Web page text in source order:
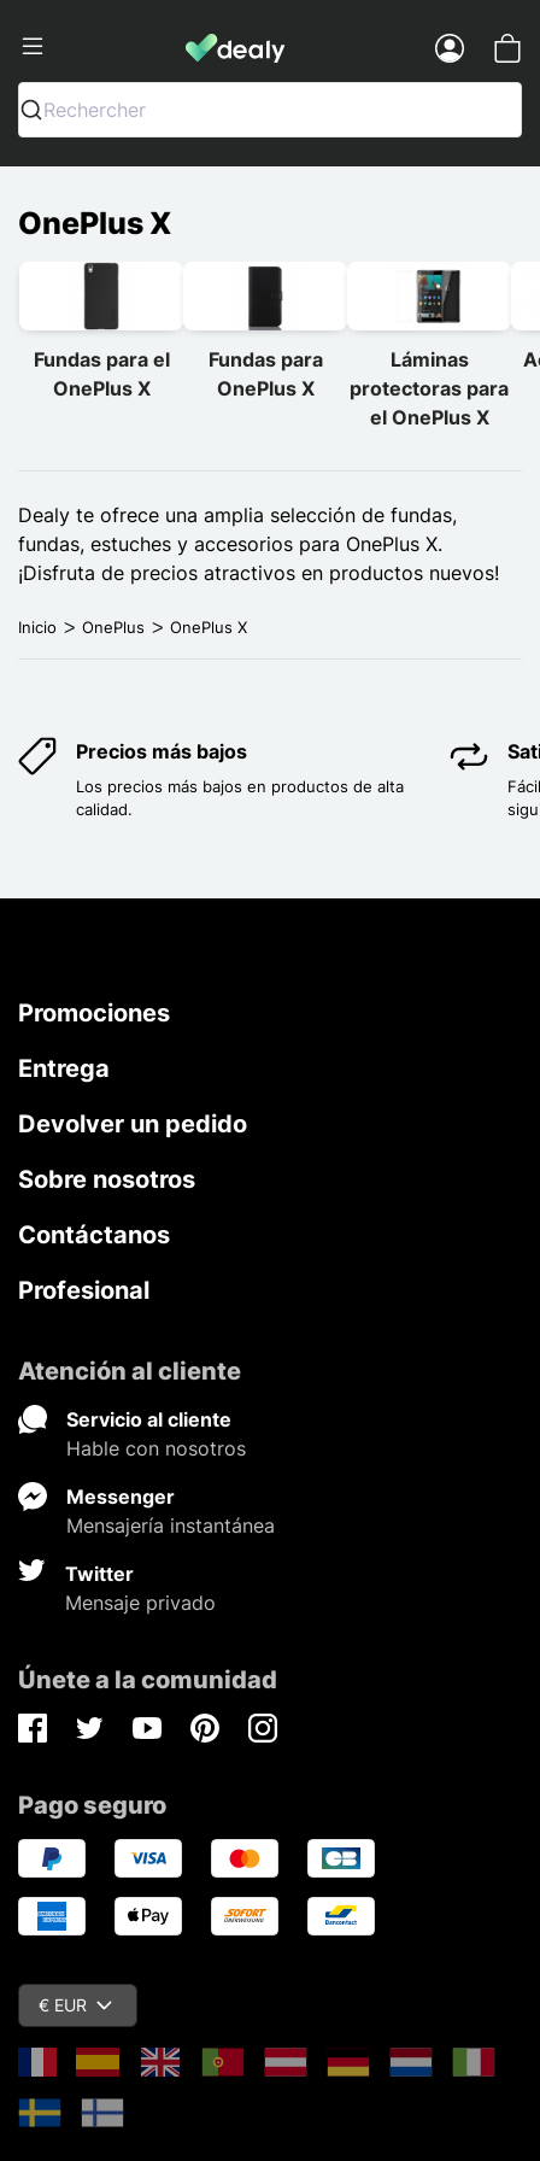
Dealy - Fundas y accesorios para
Rechercher
OnePlus X
Fundas para el
OnePlus X
Fundas para
OnePlus X
Láminas
protectoras para
el OnePlus X
Dealy te ofrece una amplia selección de fundas,
fundas, estuches y accesorios para OnePlus X.
¡Disfruta de precios atractivos en productos nuevos!
Inicio OnePlus OnePlus X
Precios más bajos
Los precios más bajos en productos de alta
calidad.
Promociones
Entrega
Devolver un pedido
Sobre nosotros
Contáctanos
Profesional
Atención al cliente
Servicio al cliente
Hable con nosotros
Messenger
Mensajería instantánea
Twitter
Mensaje privado
Únete a la comunidad
FacebookTwitterYoutubePinterestInstagram
Pago seguro
€ EUR